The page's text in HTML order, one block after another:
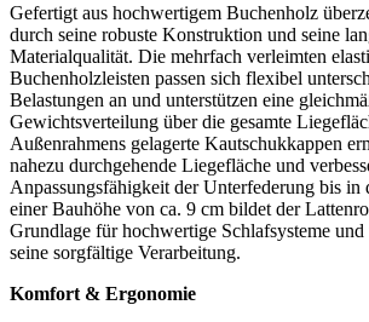
Gefertigt aus hochwertigem Buchenholz
durch seine robuste Konstruktion und seine
Materialqualität. Die mehrfach verleimten
Buchenholzleisten passen sich flexibel
Belastungen an und unterstützen eine
Gewichtsverteilung über die gesamte
Außenrahmens gelagerte Kautschukkappen
nahezu durchgehende Liegefläche und
Anpassungsfähigkeit der Unterfederung bis in
einer Bauhöhe von ca. 9 cm bildet der
Grundlage für hochwertige Schlafsysteme und
seine sorgfältige Verarbeitung.
Komfort & Ergonomie